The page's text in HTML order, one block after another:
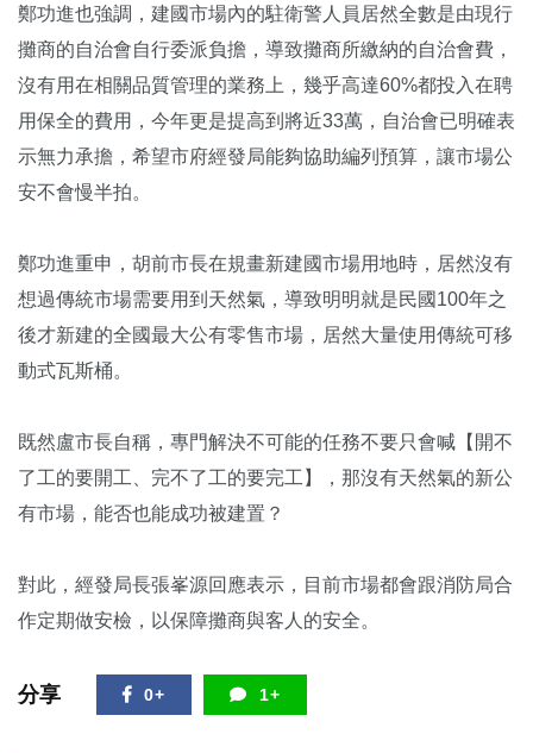
鄭功進也強調，建國市場內的駐衛警人員居然全數是由現行
攤商的自治會自行委派負擔，導致攤商所繳納的自治會費，
沒有用在相關品質管理的業務上，幾乎高達60%都投入在聘
用保全的費用，今年更是提高到將近33萬，自治會已明確表
示無力承擔，希望市府經發局能夠協助編列預算，讓市場公
安不會慢半拍。
鄭功進重申，胡前市長在規畫新建國市場用地時，居然沒有
想過傳統市場需要用到天然氣，導致明明就是民國100年之
後才新建的全國最大公有零售市場，居然大量使用傳統可移
動式瓦斯桶。
既然盧市長自稱，專門解決不可能的任務不要只會喊【開不
了工的要開工、完不了工的要完工】，那沒有天然氣的新公
有市場，能否也能成功被建置？
對此，經發局長張峯源回應表示，目前市場都會跟消防局合
作定期做安檢，以保障攤商與客人的安全。
分享 0+ 1+